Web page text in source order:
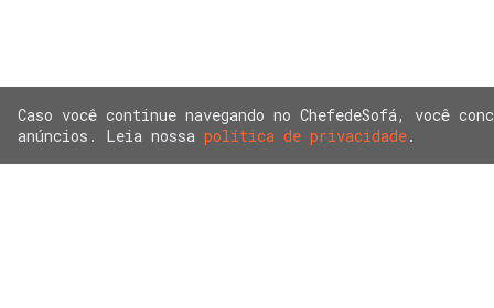
Caso você continue navegando no ChefedeSofá, você
anúncios. Leia nossa política de privacidade.